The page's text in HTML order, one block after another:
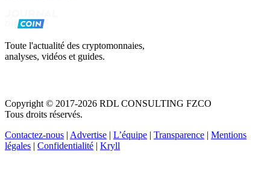
Toute l'actualité des cryptomonnaies,
analyses, vidéos et guides.
Copyright © 2017-2026 RDL CONSULTING FZCO
Tous droits réservés.
Contactez-nous | Advertise | L’équipe | Transparence | Mentions
légales | Confidentialité | Kryll